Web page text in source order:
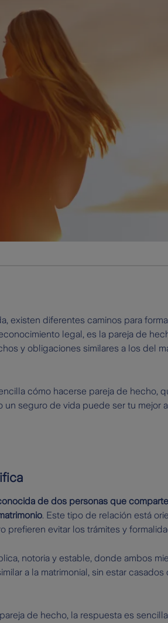
existen diferentes caminos para
legal, es la pareja de
y obligaciones similares a los del
cómo hacerse pareja de hecho,
un seguro de vida puede ser tu mejor
de dos personas que
. Este tipo de relación está
evitar los trámites y
notoria y estable, donde ambos
a la matrimonial, sin estar
de hecho, la respuesta es